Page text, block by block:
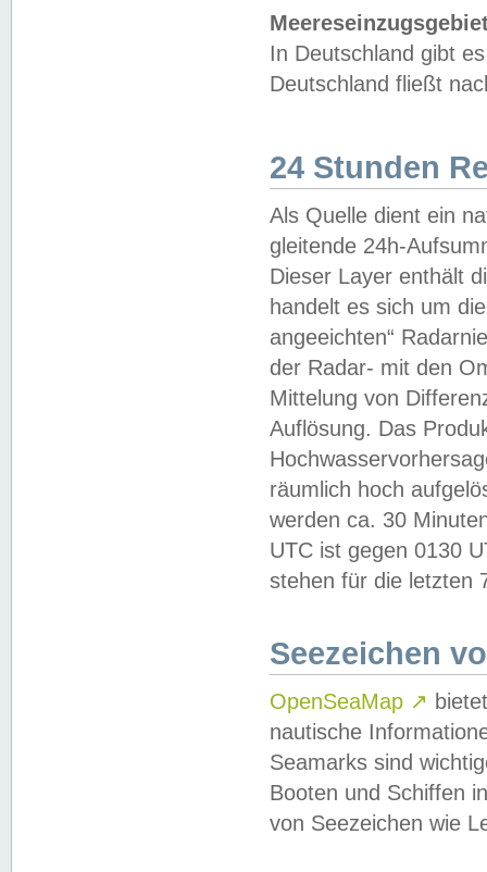
In Deutschland gibt
Deutschland fließt
24 Stunden
Als Quelle dient ein
gleitende 24h-
Dieser Layer enthält
handelt es sich um
angeeichten“
der Radar- mit den
Mittelung von
Auflösung. Das
räumlich hoch
werden ca. 30
UTC ist gegen 0130
stehen für die letzten
Seezeichen
OpenSeaMap ↗
nautische
Seamarks sind
Booten und Schiffen
von Seezeichen wie